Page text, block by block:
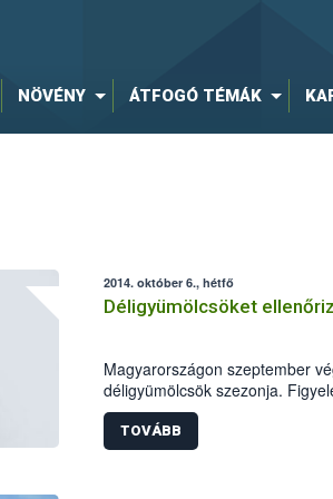
NÖVÉNY ÁTFOGÓ TÉMÁK
2014. október 6., hétfő
Déligyümölcsöket
Magyarországon szeptember
déligyümölcsök szezonja.
minősége a szezon kezdeti
Fazekas Sándor
kiemelten ellenőrizze e
TOVÁBB